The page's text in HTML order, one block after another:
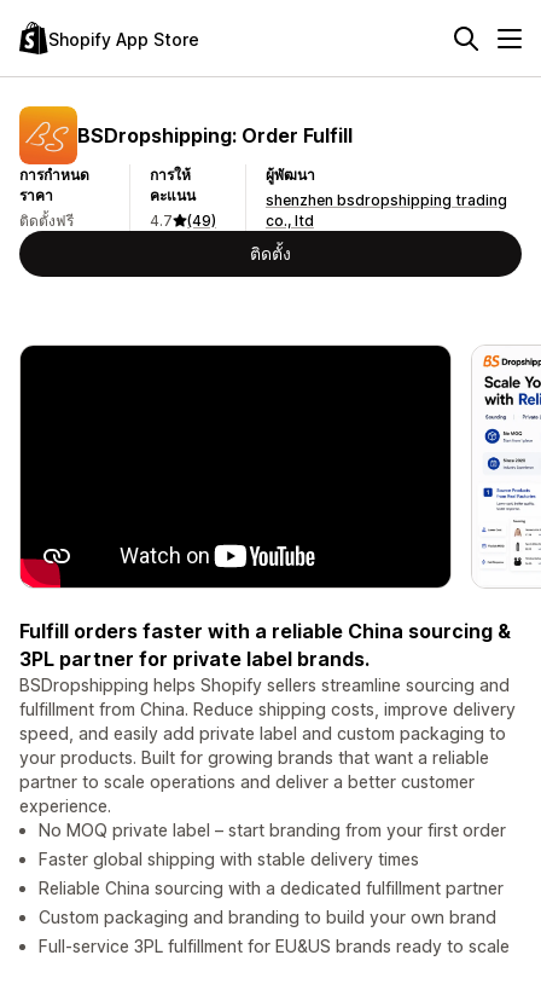
Shopify App Store
BSDropshipping: Order Fulfill
การกำหนด
ราคา
ติดตั้งฟรี
การให้
คะแนน
4.7
(49)
ผู้พัฒนา
shenzhen bsdropshipping trading
co., ltd
ติดตั้ง
Fulfill orders faster with a reliable China sourcing &
3PL partner for private label brands.
BSDropshipping helps Shopify sellers streamline sourcing and
fulfillment from China. Reduce shipping costs, improve delivery
speed, and easily add private label and custom packaging to
your products. Built for growing brands that want a reliable
partner to scale operations and deliver a better customer
experience.
No MOQ private label – start branding from your first order
Faster global shipping with stable delivery times
Reliable China sourcing with a dedicated fulfillment partner
Custom packaging and branding to build your own brand
Full-service 3PL fulfillment for EU&US brands ready to scale